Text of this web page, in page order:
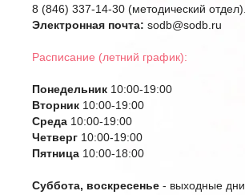
8 (846) 337-14-30 (методический отдел).
Электронная почта: sodb@sodb.ru
Расписание (летний график):
Понедельник 10:00-19:00
Вторник 10:00-19:00
Среда 10:00-19:00
Четверг 10:00-19:00
Пятница 10:00-18:00
Суббота, воскресенье - выходные дни